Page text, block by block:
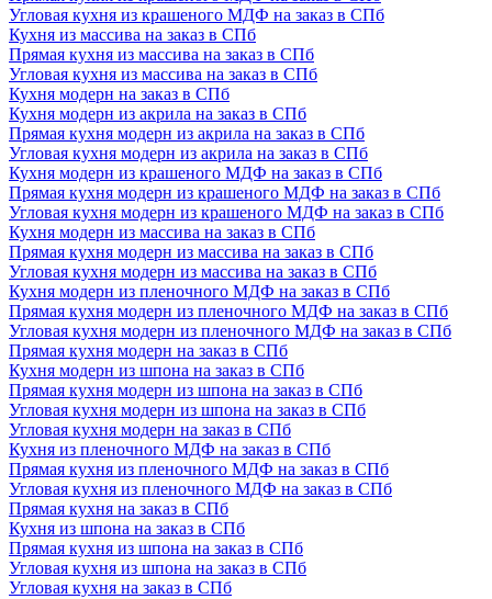
Угловая кухня из крашеного МДФ на заказ в СПб
Кухня из массива на заказ в СПб
Прямая кухня из массива на заказ в СПб
Угловая кухня из массива на заказ в СПб
Кухня модерн на заказ в СПб
Кухня модерн из акрила на заказ в СПб
Прямая кухня модерн из акрила на заказ в СПб
Угловая кухня модерн из акрила на заказ в СПб
Кухня модерн из крашеного МДФ на заказ в СПб
Прямая кухня модерн из крашеного МДФ на заказ в СПб
Угловая кухня модерн из крашеного МДФ на заказ в СПб
Кухня модерн из массива на заказ в СПб
Прямая кухня модерн из массива на заказ в СПб
Угловая кухня модерн из массива на заказ в СПб
Кухня модерн из пленочного МДФ на заказ в СПб
Прямая кухня модерн из пленочного МДФ на заказ в СПб
Угловая кухня модерн из пленочного МДФ на заказ в СПб
Прямая кухня модерн на заказ в СПб
Кухня модерн из шпона на заказ в СПб
Прямая кухня модерн из шпона на заказ в СПб
Угловая кухня модерн из шпона на заказ в СПб
Угловая кухня модерн на заказ в СПб
Кухня из пленочного МДФ на заказ в СПб
Прямая кухня из пленочного МДФ на заказ в СПб
Угловая кухня из пленочного МДФ на заказ в СПб
Прямая кухня на заказ в СПб
Кухня из шпона на заказ в СПб
Прямая кухня из шпона на заказ в СПб
Угловая кухня из шпона на заказ в СПб
Угловая кухня на заказ в СПб